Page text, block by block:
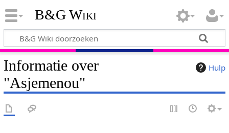
B&G Wiki
Hulp
Informatie over
"Asjemenou"